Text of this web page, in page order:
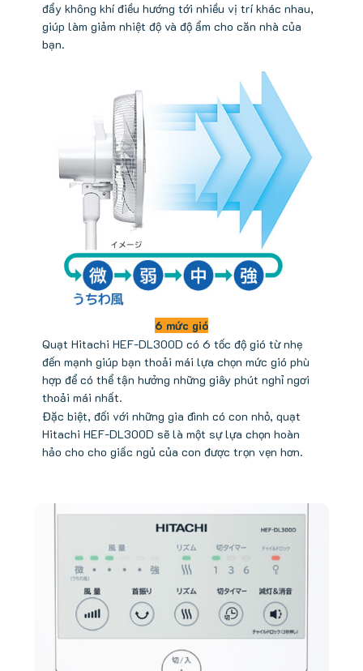
đẩy không khí điều hướng tới nhiều vị trí khác nhau,
giúp làm giảm nhiệt độ và độ ẩm cho căn nhà của
bạn.
6 mức gió
Quạt Hitachi HEF-DL300D có 6 tốc độ gió từ nhẹ
đến mạnh giúp bạn thoải mái lựa chọn mức gió phù
hợp để có thể tận hưởng những giây phút nghỉ ngơi
thoải mái nhất.
Đặc biệt, đối với những gia đình có con nhỏ, quạt
Hitachi HEF-DL300D sẽ là một sự lựa chọn hoàn
hảo cho cho giấc ngủ của con được trọn vẹn hơn.